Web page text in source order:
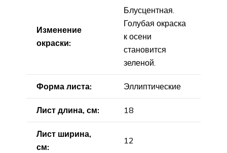
Изменение
окраски:
Блусцентная.
Голубая окраска
к осени
становится
зеленой.
Форма листа: Эллиптические
Лист длина, см: 18
Лист ширина,
см:
12